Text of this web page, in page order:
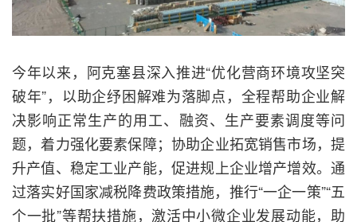
今年以来，阿克塞县深入推进“优化营商环境攻坚突
破年”，以助企纾困解难为落脚点，全程帮助企业解
决影响正常生产的用工、融资、生产要素调度等问
题，着力强化要素保障；协助企业拓宽销售市场，提
升产值、稳定工业产能，促进规上企业增产增效。通
过落实好国家减税降费政策措施，推行“一企一策”“五
个一批”等帮扶措施，激活中小微企业发展动能，助